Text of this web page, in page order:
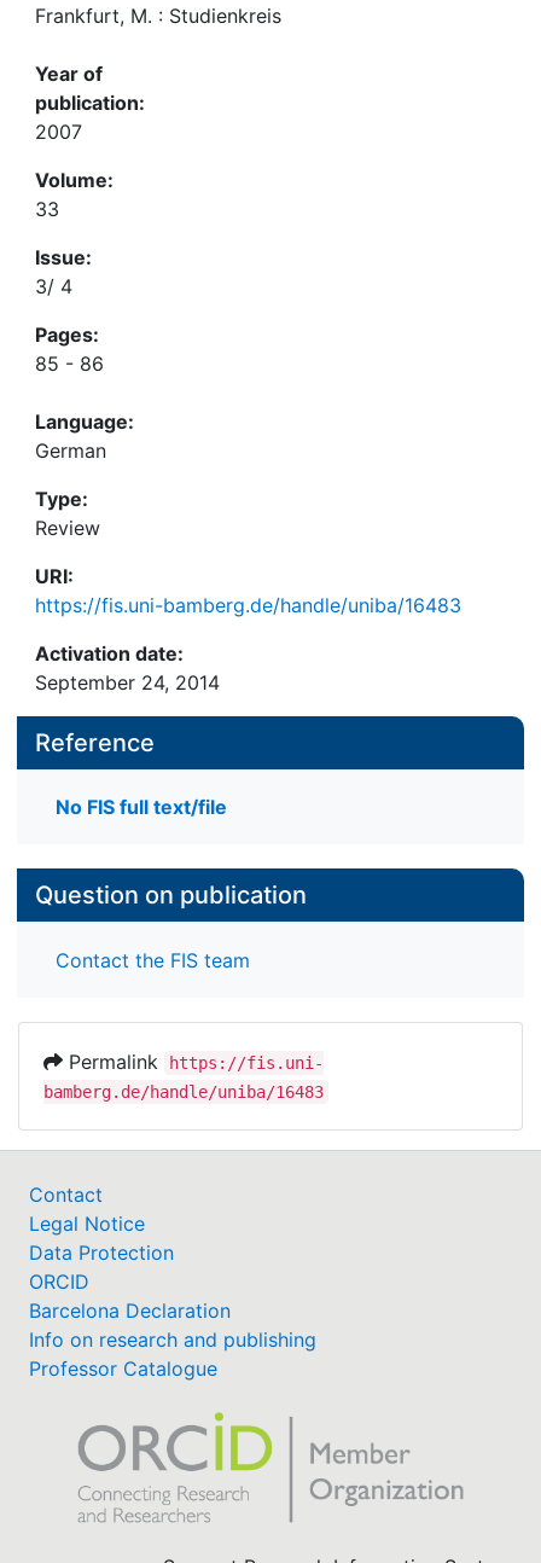
Frankfurt, M. : Studienkreis
Year of
publication:
2007
Volume:
33
Issue:
3/ 4
Pages:
85 - 86
Language:
German
Type:
Review
URI:
https://fis.uni-bamberg.de/handle/uniba/16483
Activation date:
September 24, 2014
Reference
No FIS full text/file
Question on publication
Contact the FIS team
Permalink
https://fis.uni-
bamberg.de/handle/uniba/16483
Contact
Legal Notice
Data Protection
ORCID
Barcelona Declaration
Info on research and publishing
Professor Catalogue